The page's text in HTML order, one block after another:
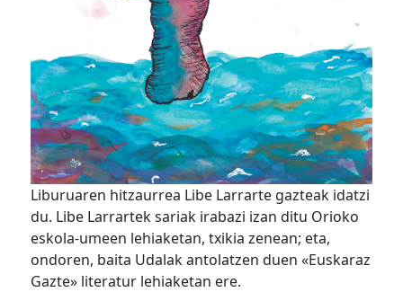
Liburuaren hitzaurrea Libe Larrarte gazteak idatzi
du. Libe Larrartek sariak irabazi izan ditu Orioko
eskola-umeen lehiaketan, txikia zenean; eta,
ondoren, baita Udalak antolatzen duen «Euskaraz
Gazte» literatur lehiaketan ere.